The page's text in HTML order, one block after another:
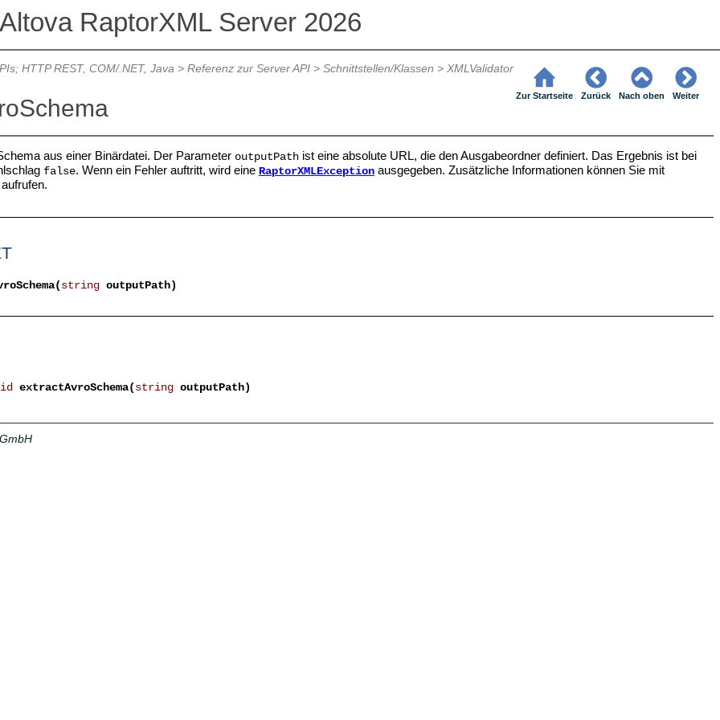
Altova RaptorXML Server 2026
HTTP REST, COM/.NET, Java> Referenz zur Server API> Schnittstellen/Klassen > XMLValidator
Zur Startseite Zurück Nach oben Weiter
aus einer Binärdatei. Der Parameter outputPathist eine absolute URL, die den Ausgabeordner definiert. Das Ergebnis ist bei
false. Wenn ein Fehler auftritt, wird eine RaptorXMLExceptionausgegeben. Zusätzliche Informationen können Sie mit
stringoutputPath)
extractAvroSchema( stringoutputPath)